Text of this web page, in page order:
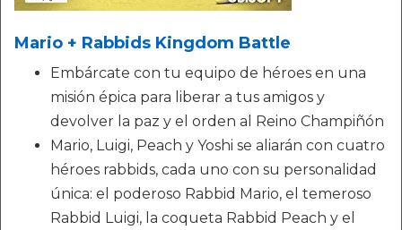
Mario + Rabbids Kingdom Battle
Embárcate con tu equipo de héroes en una
misión épica para liberar a tus amigos y
devolver la paz y el orden al Reino Champiñón
Mario, Luigi, Peach y Yoshi se aliarán con cuatro
héroes rabbids, cada uno con su personalidad
única: el poderoso Rabbid Mario, el temeroso
Rabbid Luigi, la coqueta Rabbid Peach y el